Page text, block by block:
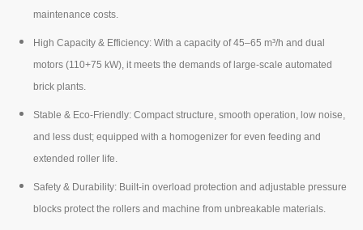
maintenance costs.
High Capacity & Efficiency: With a capacity of 45–65 m³/h and dual
motors (110+75 kW), it meets the demands of large-scale automated
brick plants.
Stable & Eco-Friendly: Compact structure, smooth operation, low noise,
and less dust; equipped with a homogenizer for even feeding and
extended roller life.
Safety & Durability: Built-in overload protection and adjustable pressure
blocks protect the rollers and machine from unbreakable materials.